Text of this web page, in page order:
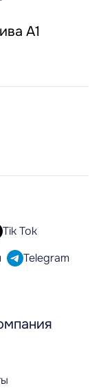
А1
Tik Tok
Telegram